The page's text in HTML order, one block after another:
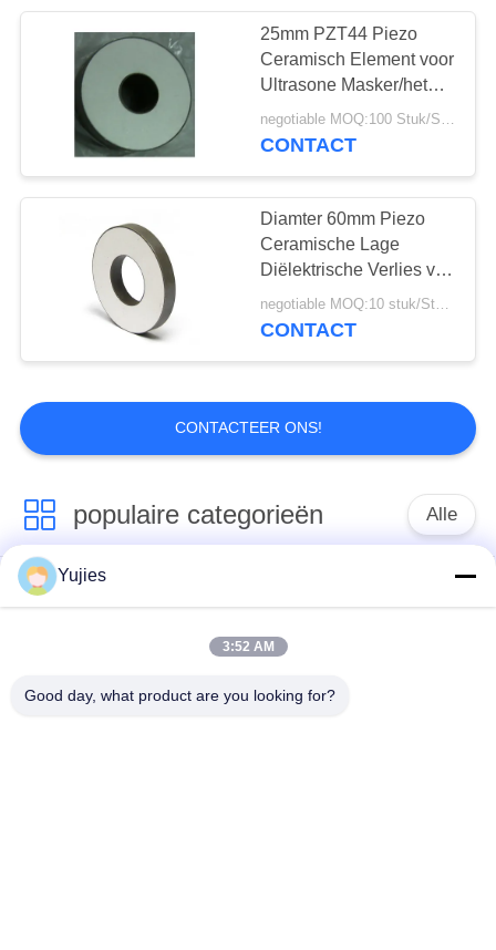
25mm PZT44 Piezo
Ceramisch Element voor
Ultrasone Masker/het
Boren/Lassenmachine
negotiable MOQ:100 Stuk/Stukken
CONTACT
Diamter 60mm Piezo
Ceramische Lage
Diëlektrische Verlies van
de Rings Hoge Precisie
negotiable MOQ:10 stuk/Stukken
CONTACT
CONTACTEER ONS!
populaire categorieën Alle
De Ultrasone
schoonmakende
Ultrasone
Yujies
3:52 AM
Good day, what product are you looking for?